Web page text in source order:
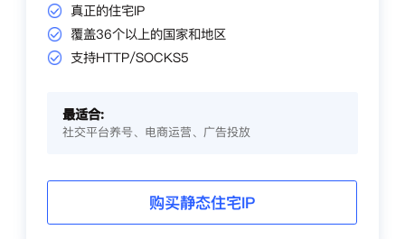
真正的住宅IP
覆盖36个以上的国家和地区
支持HTTP/SOCKS5
最适合:
社交平台养号、电商运营、广告投放
购买静态住宅IP